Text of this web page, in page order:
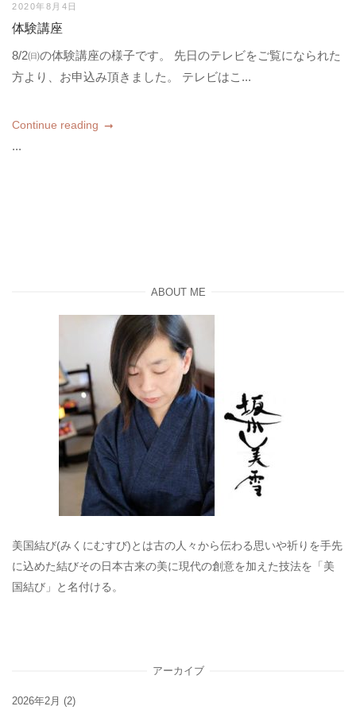
2020年8月4日
体験講座
8/2㈰の体験講座の様子です。 先日のテレビをご覧になられた
方より、お申込み頂きました。 テレビはこ...
Continue reading
...
ABOUT ME
美国結び(みくにむすび)とは古の人々から伝わる思いや祈りを手先
に込めた結びその日本古来の美に現代の創意を加えた技法を「美
国結び」と名付ける。
アーカイブ
2026年2月 (2)